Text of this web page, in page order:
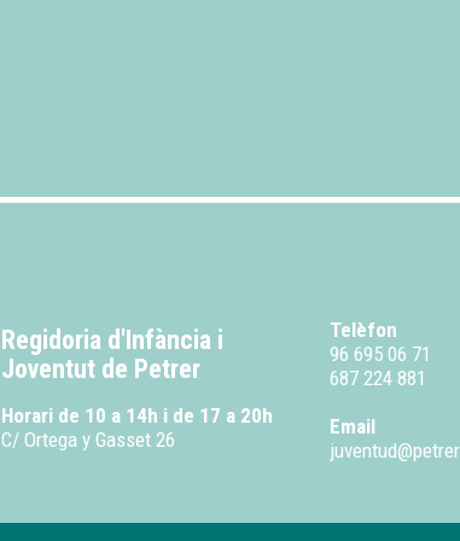
Regidoria d'Infància i
Joventut de Petrer
Horari de 10 a 14h i de 17 a 20h
C/ Ortega y Gasset 26
Telèfon
96 695 06 71
687 224 881
Email